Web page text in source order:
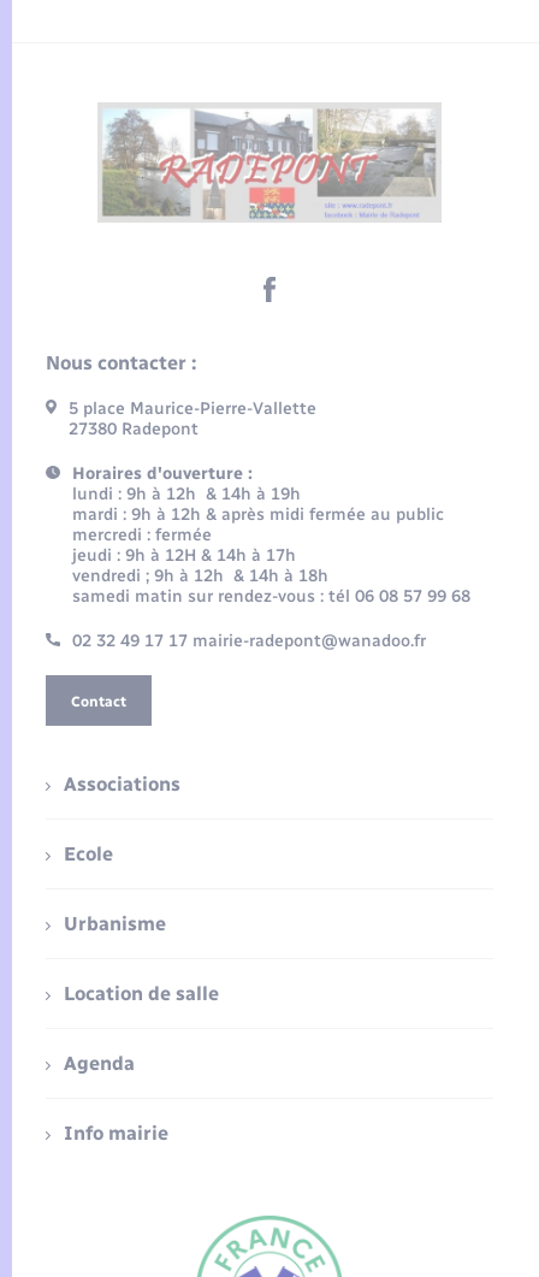
Nous contacter :
5 place Maurice-Pierre-Vallette
27380 Radepont
Horaires d'ouverture :
lundi : 9h à 12h & 14h à 19h
mardi : 9h à 12h & après midi fermée au public
mercredi : fermée
jeudi : 9h à 12H & 14h à 17h
vendredi ; 9h à 12h & 14h à 18h
samedi matin sur rendez-vous : tél 06 08 57 99 68
02 32 49 17 17 mairie-radepont@wanadoo.fr
Contact
Associations
Ecole
Urbanisme
Location de salle
Agenda
Info mairie